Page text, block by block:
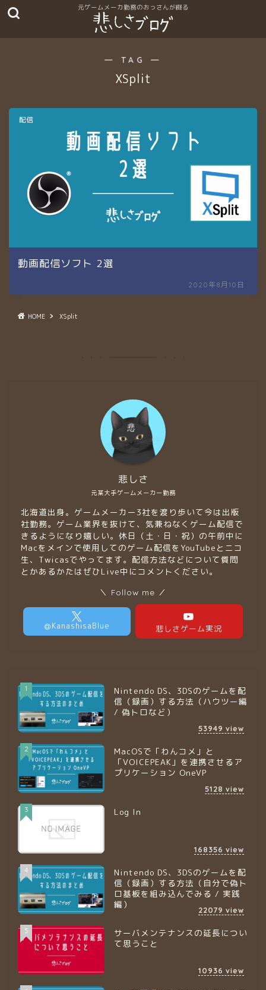
― TAG ―
XSplit
配信
動画配信ソフト 2選
2020年8月10日
HOME XSplit
元某大手ゲームメーカー勤務
悲しさ
北海道出身。ゲームメーカー3社を渡り歩いて今は出版
社勤務。ゲーム業界を抜けて、気兼ねなくゲーム配信で
きるようになり嬉しい。休日（土・日・祝）の午前中に
Macをメインで使用してのゲーム配信をYouTubeとニコ
生、Twicasでやってます。配信方法などについて質問
とかあるかたはぜひLive中にコメントください。
＼ Follow me ／
1
Nintendo DS、3DSのゲームを配
信（録画）する方法（ハウツー編
/ 偽トロなど）
53949 view
2
MacOSで「わんコメ」と
「VOICEPEAK」を連携させるア
プリケーション OneVP
5128 view
3 Log In
168356 view
4
Nintendo DS、3DSのゲームを配
信（録画）する方法（自分で偽ト
ロ基板を組み込んでみる / 実践
編）
22079 view
5
サーバメンテナンスの延長につい
て思うこと
10936 view